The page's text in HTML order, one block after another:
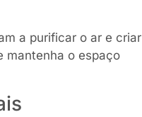
a purificar o ar e criar
mantenha o espaço